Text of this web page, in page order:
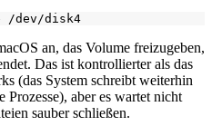
an, das Volume freizugeben,
Das ist kontrollierter als das
(das System schreibt weiterhin
Prozesse), aber es wartet nicht
sauber schließen.